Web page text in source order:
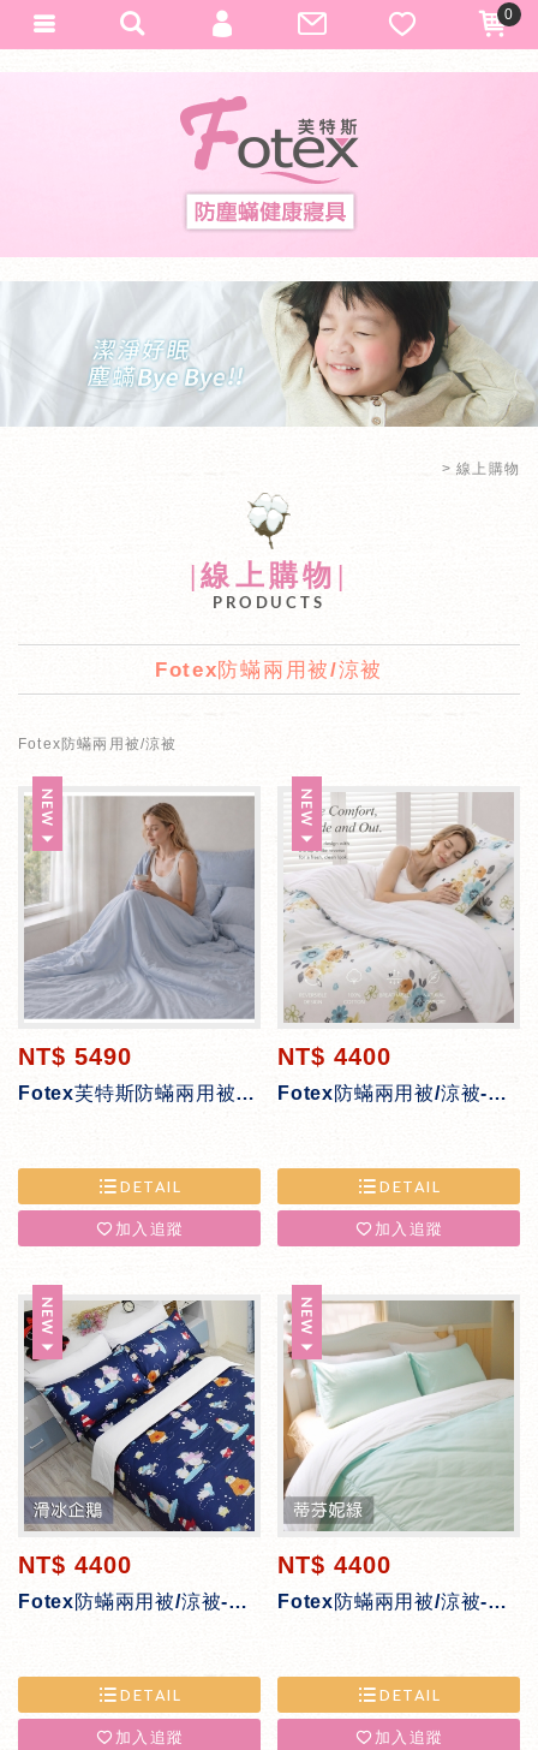
線上購物
|線上購物|
PRODUCTS
Fotex防蟎兩用被/涼被
Fotex防蟎兩用被/涼被
NT$ 5490
Fotex芙特斯防蟎兩用被/涼被(天絲)-氣質藍
DETAIL
加入追蹤
NT$ 4400
Fotex防蟎兩用被/涼被-晨曦花語
DETAIL
加入追蹤
NT$ 4400
Fotex防蟎兩用被/涼被-滑冰企鵝
DETAIL
加入追蹤
NT$ 4400
Fotex防蟎兩用被/涼被-蒂芬妮綠
DETAIL
加入追蹤
0
會員登入
加入會員
忘記密碼
訂單查詢
匯款通知